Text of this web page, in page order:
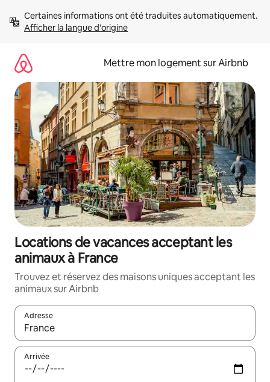
directement
Afficher la langue d'origine
Mettre mon logement sur Airbnb
Locations de vacances acceptant les
animaux à France
Trouvez et réservez des maisons uniques acceptant les
animaux sur Airbnb
Adresse
Lorsque les résultats s'affichent, utilisez les flèches vers le
Arrivée